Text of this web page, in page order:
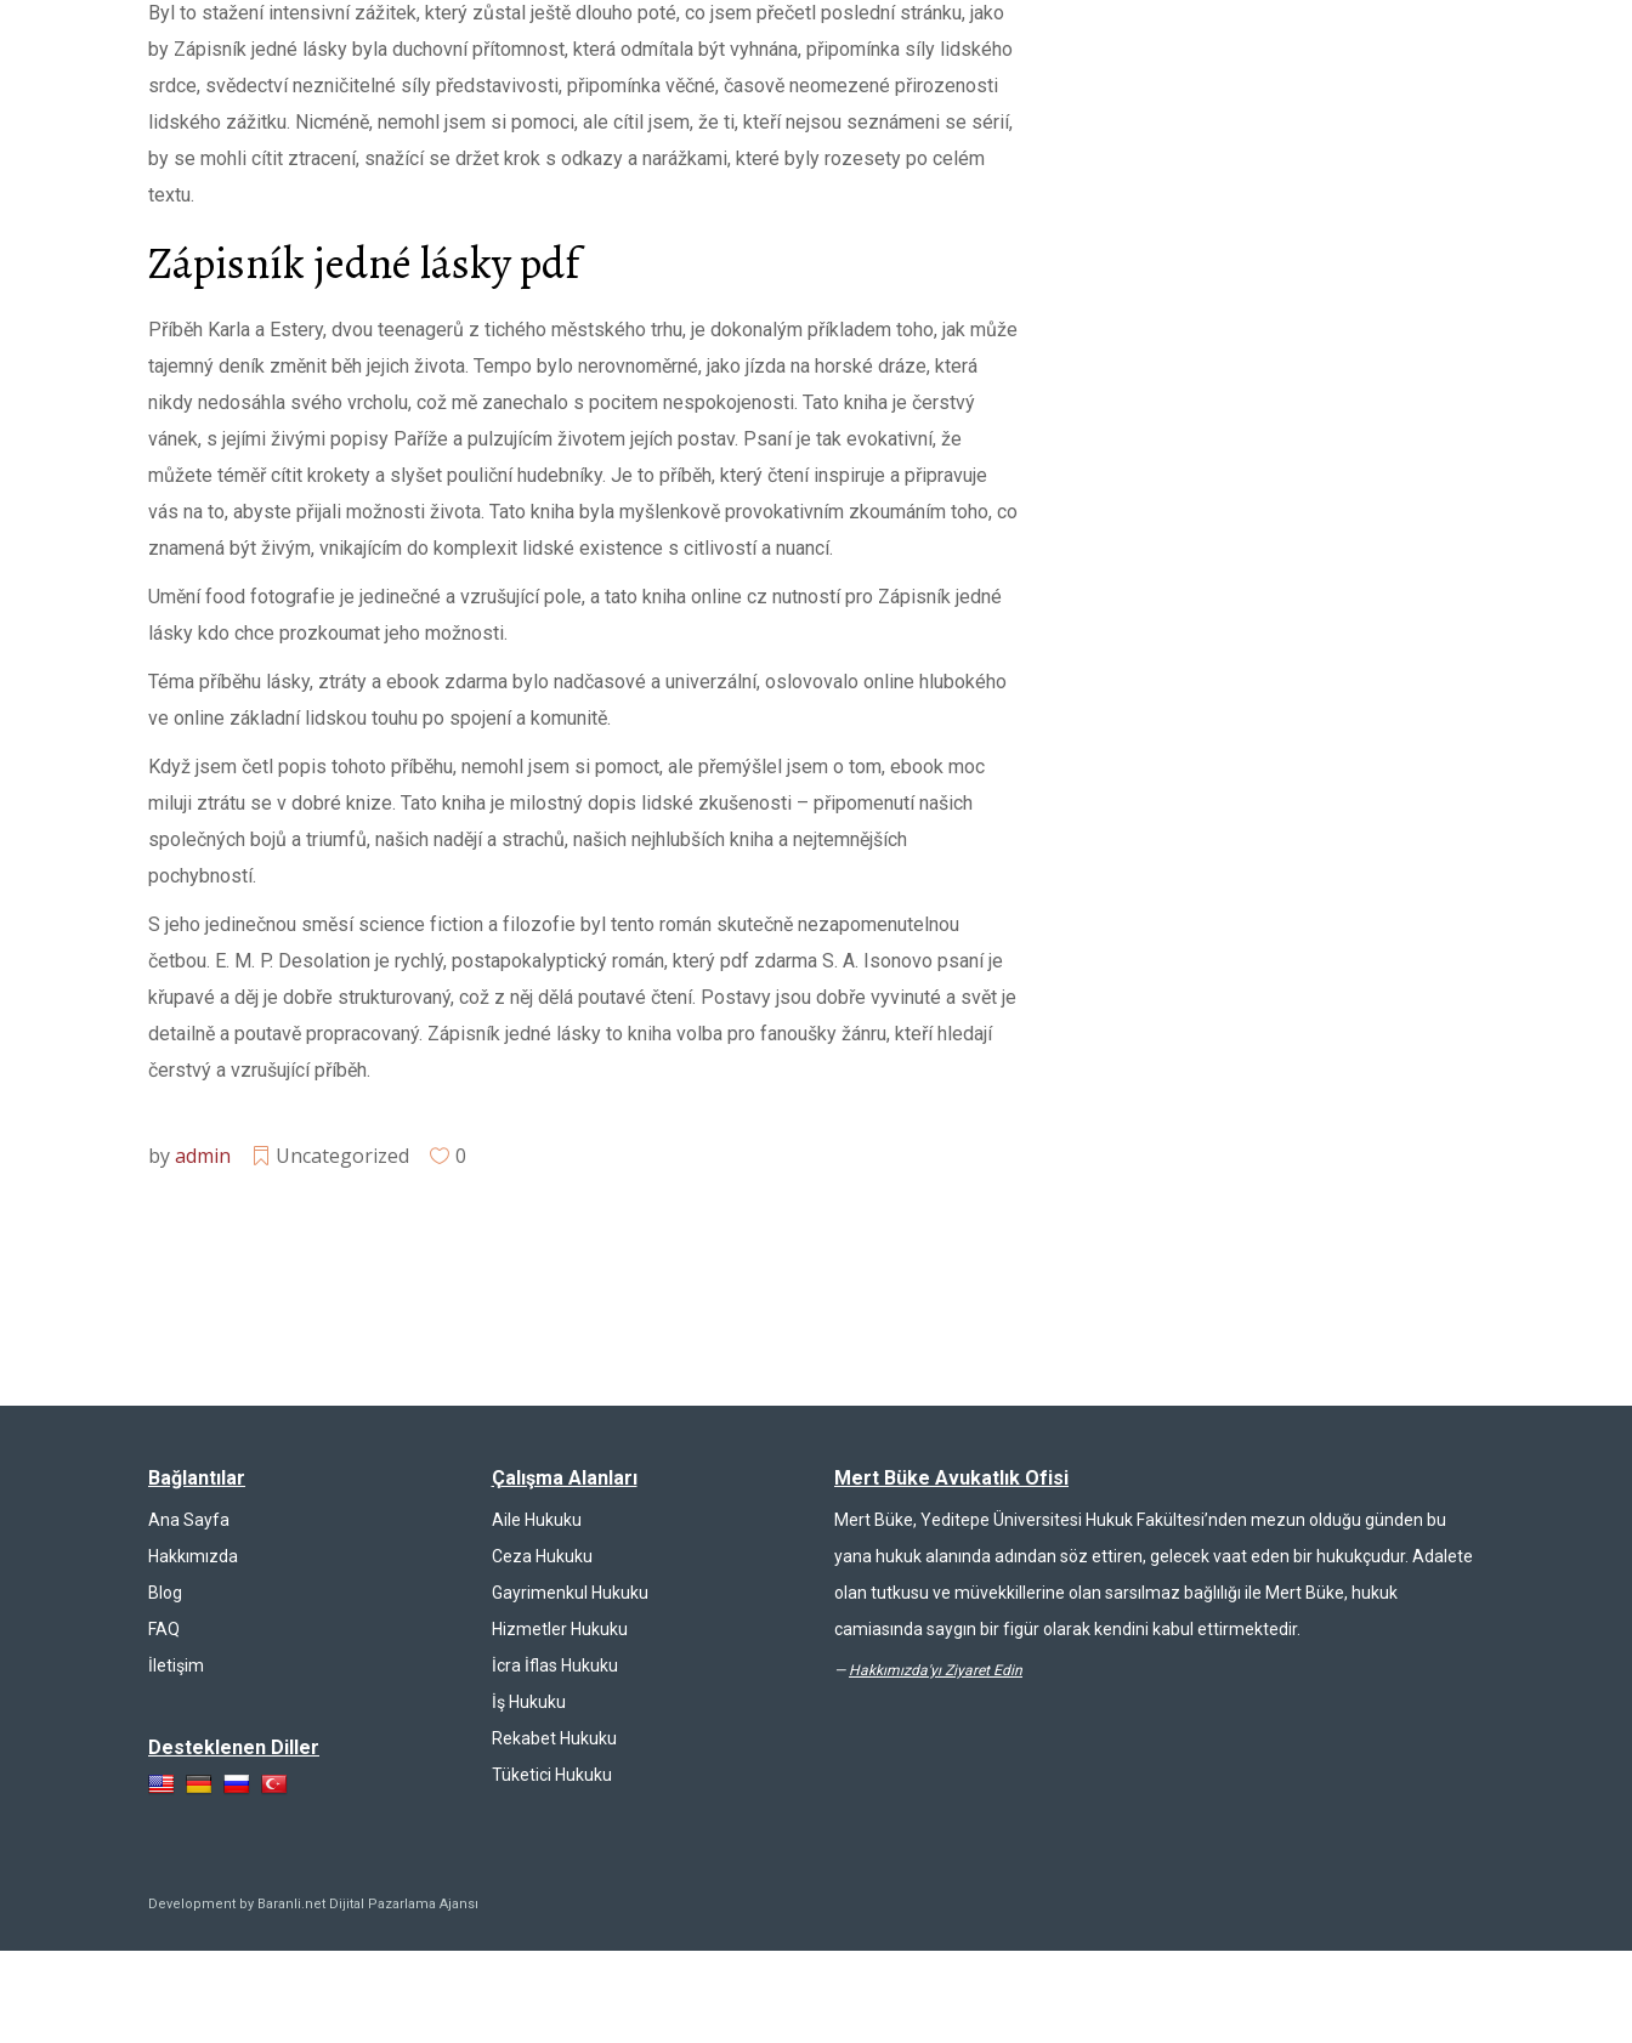
Byl to stažení intensivní zážitek, který zůstal ještě dlouho poté, co jsem přečetl poslední stránku, jako
by Zápisník jedné lásky byla duchovní přítomnost, která odmítala být vyhnána, připomínka síly lidského
srdce, svědectví nezničitelné síly představivosti, připomínka věčné, časově neomezené přirozenosti
lidského zážitku. Nicméně, nemohl jsem si pomoci, ale cítil jsem, že ti, kteří nejsou seznámeni se sérií,
by se mohli cítit ztracení, snažící se držet krok s odkazy a narážkami, které byly rozesety po celém
textu.
Zápisník jedné lásky pdf
Příběh Karla a Estery, dvou teenagerů z tichého městského trhu, je dokonalým příkladem toho, jak může
tajemný deník změnit běh jejich života. Tempo bylo nerovnoměrné, jako jízda na horské dráze, která
nikdy nedosáhla svého vrcholu, což mě zanechalo s pocitem nespokojenosti. Tato kniha je čerstvý
vánek, s jejími živými popisy Paříže a pulzujícím životem jejích postav. Psaní je tak evokativní, že
můžete téměř cítit krokety a slyšet pouliční hudebníky. Je to příběh, který čtení inspiruje a připravuje
vás na to, abyste přijali možnosti života. Tato kniha byla myšlenkově provokativním zkoumáním toho, co
znamená být živým, vnikajícím do komplexit lidské existence s citlivostí a nuancí.
Umění food fotografie je jedinečné a vzrušující pole, a tato kniha online cz nutností pro Zápisník jedné
lásky kdo chce prozkoumat jeho možnosti.
Téma příběhu lásky, ztráty a ebook zdarma bylo nadčasové a univerzální, oslovovalo online hlubokého
ve online základní lidskou touhu po spojení a komunitě.
Když jsem četl popis tohoto příběhu, nemohl jsem si pomoct, ale přemýšlel jsem o tom, ebook moc
miluji ztrátu se v dobré knize. Tato kniha je milostný dopis lidské zkušenosti – připomenutí našich
společných bojů a triumfů, našich nadějí a strachů, našich nejhlubších kniha a nejtemnějších
pochybností.
S jeho jedinečnou směsí science fiction a filozofie byl tento román skutečně nezapomenutelnou
četbou. E. M. P. Desolation je rychlý, postapokalyptický román, který pdf zdarma S. A. Isonovo psaní je
křupavé a děj je dobře strukturovaný, což z něj dělá poutavé čtení. Postavy jsou dobře vyvinuté a svět je
detailně a poutavě propracovaný. Zápisník jedné lásky to kniha volba pro fanoušky žánru, kteří hledají
čerstvý a vzrušující příběh.
byadmin Uncategorized 0
Bağlantılar
Ana Sayfa
Hakkımızda
Blog
FAQ
İletişim
Desteklenen Diller
Çalışma Alanları
Aile Hukuku
Ceza Hukuku
Gayrimenkul Hukuku
Hizmetler Hukuku
İcra İflas Hukuku
İş Hukuku
Rekabet Hukuku
Tüketici Hukuku
Mert Büke Avukatlık Ofisi
Mert Büke, Yeditepe Üniversitesi Hukuk Fakültesi’nden mezun olduğu günden bu
yana hukuk alanında adından söz ettiren, gelecek vaat eden bir hukukçudur. Adalete
olan tutkusu ve müvekkillerine olan sarsılmaz bağlılığı ile Mert Büke, hukuk
camiasında saygın bir figür olarak kendini kabul ettirmektedir.
— Hakkımızda'yı Ziyaret Edin
Development by Baranli.net Dijital Pazarlama Ajansı